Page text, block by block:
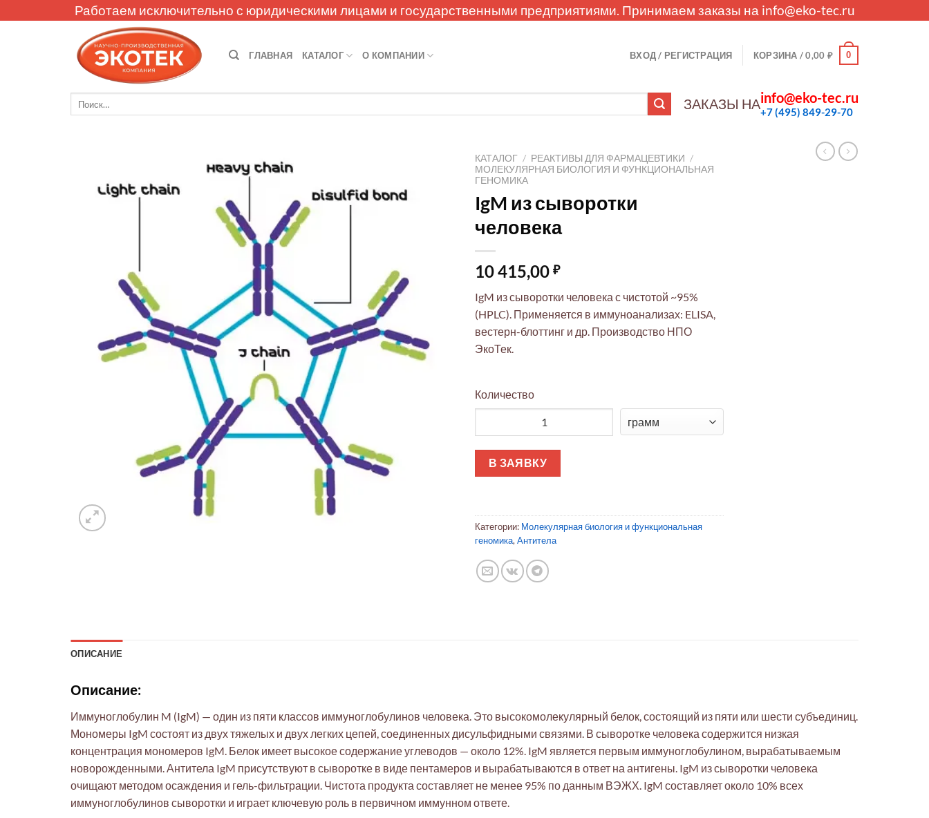
to
Работаем исключительно с юридическими лицами и государственными предприятиями. Принимаем заказы на info@eko-tec.ru
ГЛАВНАЯ КАТАЛОГ О КОМПАНИИ ВХОД / РЕГИСТРАЦИЯ КОРЗИНА /0,00 ₽ 0
ЗАКАЗЫ НАinfo@eko-tec.ru
+7 (495) 849-29-70
КАТАЛОГ / РЕАКТИВЫ ДЛЯ ФАРМАЦЕВТИКИ /
МОЛЕКУЛЯРНАЯ БИОЛОГИЯ И ФУНКЦИОНАЛЬНАЯ
ГЕНОМИКА
IgM из сыворотки
человека
10 415,00 ₽
IgM из сыворотки человека с чистотой ~95%
(HPLC). Применяется в иммуноанализах: ELISA,
вестерн-блоттинг и др. Производство НПО
ЭкоТек.
Количество
В ЗАЯВКУ
Категории: Молекулярная биология и функциональная
геномика, Антитела
ОПИСАНИЕ
Описание:
Иммуноглобулин M (IgM) — один из пяти классов иммуноглобулинов человека. Это высокомолекулярный белок, состоящий из пяти или шести субъединиц.
Мономеры IgM состоят из двух тяжелых и двух легких цепей, соединенных дисульфидными связями. В сыворотке человека содержится низкая
концентрация мономеров IgM. Белок имеет высокое содержание углеводов — около 12%. IgM является первым иммуноглобулином, вырабатываемым
новорожденными. Антитела IgM присутствуют в сыворотке в виде пентамеров и вырабатываются в ответ на антигены. IgM из сыворотки человека
очищают методом осаждения и гель-фильтрации. Чистота продукта составляет не менее 95% по данным ВЭЖХ. IgM составляет около 10% всех
иммуноглобулинов сыворотки и играет ключевую роль в первичном иммунном ответе.